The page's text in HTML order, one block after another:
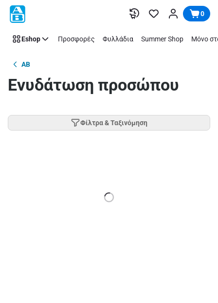
Παράλειψη 0
Eshop Προσφορές Φυλλάδια Summer Shop Μόνο
AB
Ενυδάτωση προσώπου
Φίλτρα & Ταξινόμηση